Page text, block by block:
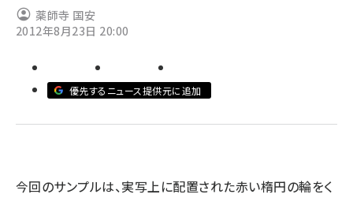
薬師寺 国安
2012年8月23日 20:00
優先するニュース提供元に追加
今回のサンプルは、実写上に配置された赤い楕円の輪をく